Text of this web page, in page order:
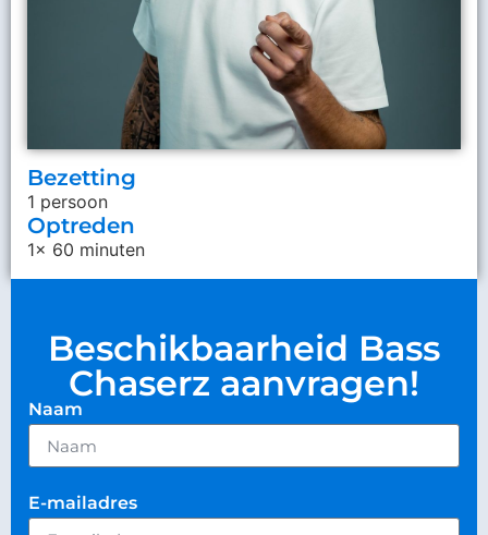
Bezetting
1 persoon
Optreden
1x 60 minuten
Beschikbaarheid Bass
Chaserz aanvragen!
Naam
E-mailadres